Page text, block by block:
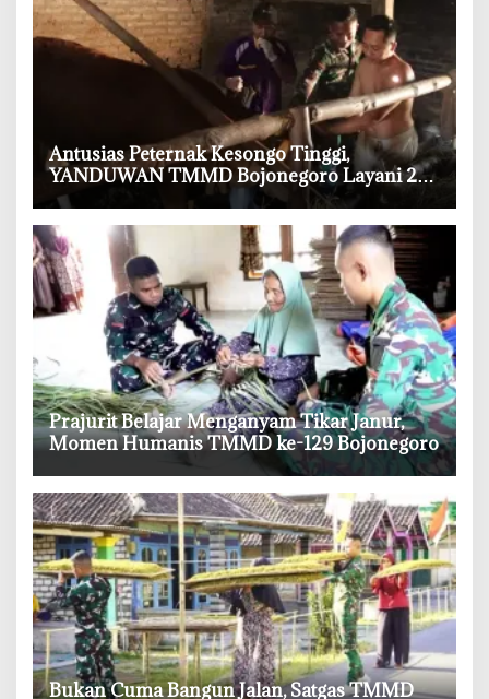
‎Antusias Peternak Kesongo Tinggi,
YANDUWAN TMMD Bojonegoro Layani 278
Ternak
‎Prajurit Belajar Menganyam Tikar Janur,
Momen Humanis TMMD ke-129 Bojonegoro
‎Bukan Cuma Bangun Jalan, Satgas TMMD